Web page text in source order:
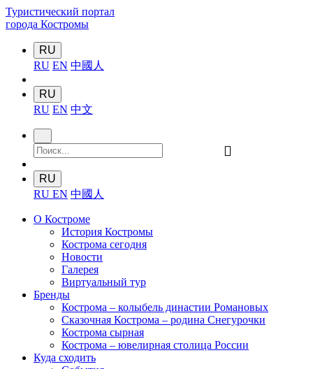
Туристический портал
города Костромы
RU
RU EN 中國人
RU
RU EN 中文
󰍉
RU
RU EN 中國人
О Костроме
История Костромы
Кострома сегодня
Новости
Галерея
Виртуальный тур
Бренды
Кострома – колыбель династии Романовых
Сказочная Кострома – родина Снегурочки
Кострома сырная
Кострома – ювелирная столица России
Куда сходить